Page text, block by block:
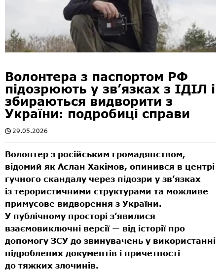
Волонтера з паспортом РФ
підозрюють у зв’язках з ІДІЛ і
збираються видворити з
України: подробиці справи
29.05.2026
Волонтер з російським громадянством,
відомий як Аслан Хакімов, опинився в центрі
гучного скандалу через підозри у зв’язках
із терористичними структурами та можливе
примусове видворення з України.
У публічному просторі з’явилися
взаємовиключні версії — від історії про
допомогу ЗСУ до звинувачень у використанні
підроблених документів і причетності
до тяжких злочинів.